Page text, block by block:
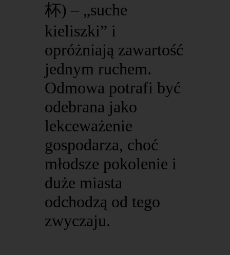
杯) – „suche
kieliszki” i
opróżniają zawartość
jednym ruchem.
Odmowa potrafi być
odebrana jako
lekceważenie
gospodarza, choć
młodsze pokolenie i
duże miasta
odchodzą od tego
zwyczaju.